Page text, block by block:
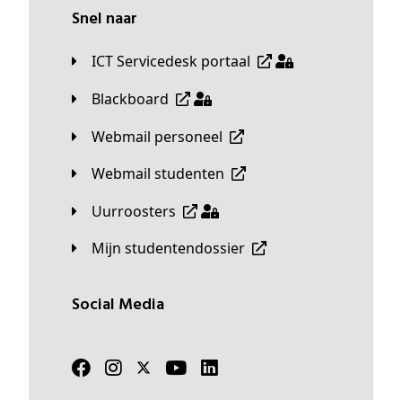
Snel naar
ICT Servicedesk portaal
Blackboard
Webmail personeel
Webmail studenten
Uurroosters
Mijn studentendossier
Social Media